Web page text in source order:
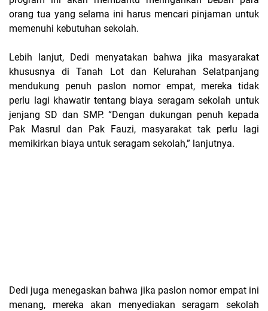
orang tua yang selama ini harus mencari pinjaman untuk
memenuhi kebutuhan sekolah.
Lebih lanjut, Dedi menyatakan bahwa jika masyarakat
khususnya di Tanah Lot dan Kelurahan Selatpanjang
mendukung penuh paslon nomor empat, mereka tidak
perlu lagi khawatir tentang biaya seragam sekolah untuk
jenjang SD dan SMP. “Dengan dukungan penuh kepada
Pak Masrul dan Pak Fauzi, masyarakat tak perlu lagi
memikirkan biaya untuk seragam sekolah,” lanjutnya.
Dedi juga menegaskan bahwa jika paslon nomor empat ini
menang, mereka akan menyediakan seragam sekolah